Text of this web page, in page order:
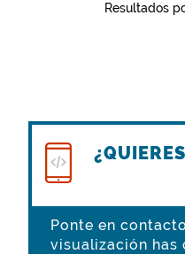
Resultados
Ponte en
visualización has